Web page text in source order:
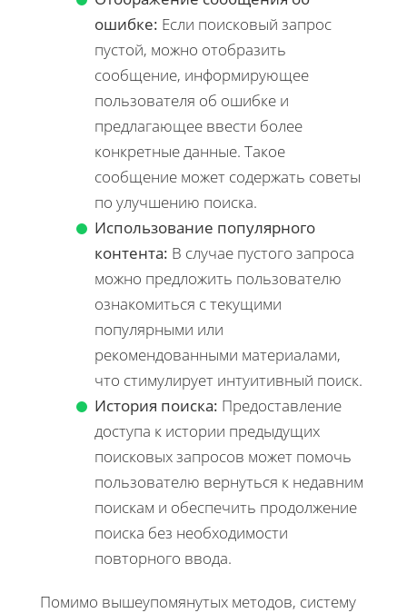
ошибке: Если поисковый запрос
пустой, можно отобразить
сообщение, информирующее
пользователя об ошибке и
предлагающее ввести более
конкретные данные. Такое
сообщение может содержать советы
по улучшению поиска.
Использование популярного
контента: В случае пустого запроса
можно предложить пользователю
ознакомиться с текущими
популярными или
рекомендованными материалами,
что стимулирует интуитивный поиск.
История поиска: Предоставление
доступа к истории предыдущих
поисковых запросов может помочь
пользователю вернуться к недавним
поискам и обеспечить продолжение
поиска без необходимости
повторного ввода.
Помимо вышеупомянутых методов, систему